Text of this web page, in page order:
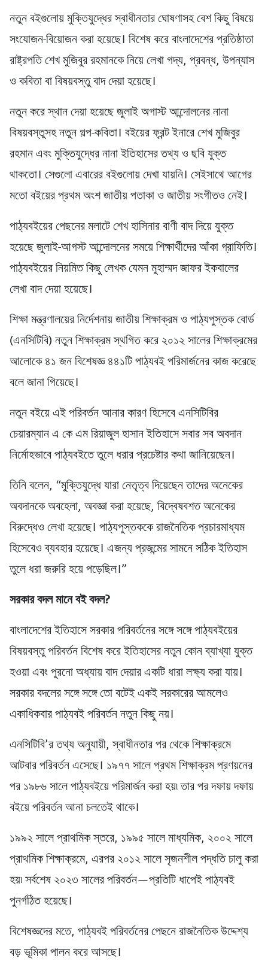
নতুন বইগুলোয় মুক্তিযুদ্ধের স্বাধীনতার ঘোষণাসহ বেশ কিছু বিষয়ে
সংযোজন-বিয়োজন করা হয়েছে। বিশেষ করে বাংলাদেশের প্রতিষ্ঠাতা
রাষ্ট্রপতি শেখ মুজিবুর রহমানকে নিয়ে লেখা গদ্য, প্রবন্ধ, উপন্যাস
ও কবিতা বা বিষয়বস্তু বাদ দেয়া হয়েছে।
নতুন করে স্থান দেয়া হয়েছে জুলাই অগাস্ট আন্দোলনের নানা
বিষয়বস্তুসহ নতুন গল্প-কবিতা। বইয়ের ফ্রন্ট ইনারে শেখ মুজিবুর
রহমান এবং মুক্তিযুদ্ধের নানা ইতিহাসের তথ্য ও ছবি যুক্ত
থাকতো। সেগুলো এবারের বইগুলোয় দেখা যায়নি। সেইসাথে আগের
মতো বইয়ের প্রথম অংশ জাতীয় পতাকা ও জাতীয় সংগীতও নেই।
পাঠ্যবইয়ের পেছনের মলাটে শেখ হাসিনার বাণী বাদ দিয়ে যুক্ত
হয়েছে জুলাই-আগস্ট আন্দোলনের সময়ে শিক্ষার্থীদের আঁকা গ্রাফিতি।
পাঠ্যবইয়ের নিয়মিত কিছু লেখক যেমন মুহাম্মদ জাফর ইকবালের
লেখা বাদ দেয়া হয়েছে।
শিক্ষা মন্ত্রণালয়ের নির্দেশনায় জাতীয় শিক্ষাক্রম ও পাঠ্যপুস্তক বোর্ড
(এনসিটিবি) নতুন শিক্ষাক্রম স্থগিত করে ২০১২ সালের শিক্ষাক্রমের
আলোকে ৪১ জন বিশেষজ্ঞ ৪৪১টি পাঠ্যবই পরিমার্জনের কাজ করেছে
বলে জানা গিয়েছে।
নতুন বইয়ে এই পরিবর্তন আনার কারণ হিসেবে এনসিটিবির
চেয়ারম্যান এ কে এম রিয়াজুল হাসান ইতিহাসে সবার সব অবদান
নির্মোহভাবে পাঠ্যবইতে তুলে ধরার প্রচেষ্টার কথা জানিয়েছেন।
তিনি বলেন, “মু্ক্তিযুদ্ধে যারা নেতৃত্ব দিয়েছেন তাদের অনেকের
অবদানকে অবহেলা, অবজ্ঞা করা হয়েছে, বিদ্বেষবশত অনেকের
বিরুদ্ধেও লেখা হয়েছে। পাঠ্যপুস্তককে রাজনৈতিক প্রচারমাধ্যম
হিসেবেও ব্যবহার হয়েছে। এজন্য প্রজন্মের সামনে সঠিক ইতিহাস
তুলে ধরা জরুরি হয়ে পড়েছিল।”
সরকার বদল মানে বই বদল?
বাংলাদেশের ইতিহাসে সরকার পরিবর্তনের সঙ্গে সঙ্গে পাঠ্যবইয়ের
বিষয়বস্তু পরিবর্তন বিশেষ করে ইতিহাসের নতুন কোন ব্যাখ্যা যুক্ত
হওয়া এবং পুরনো অধ্যায় বাদ দেয়ার একটি ধারা লক্ষ্য করা যায়।
সরকার বদলের সঙ্গে সঙ্গে তো বটেই একই সরকারের আমলেও
একাধিকবার পাঠ্যবই পরিবর্তন নতুন কিছু নয়।
এনসিটিবি’র তথ্য অনুযায়ী, স্বাধীনতার পর থেকে শিক্ষাক্রমে
আটবার পরিবর্তন এসেছে। ১৯৭৭ সালে প্রথম শিক্ষাক্রম প্রণয়নের
পর ১৯৮৬ সালে পাঠ্যবইয়ে পরিমার্জন করা হয়৷ তার পর দফায় দফায়
বইয়ে পরিবর্তন আনা চলতেই থাকে।
১৯৯২ সালে প্রাথমিক স্তরে, ১৯৯৫ সালে মাধ্যমিক, ২০০২ সালে
প্রাথমিক শিক্ষাক্রমে, এরপর ২০১২ সালে সৃজনশীল পদ্ধতি চালু করা
হয়৷ সর্বশেষ ২০২৩ সালের পরিবর্তন—প্রতিটি ধাপেই পাঠ্যবই
পুনর্গঠিত হয়েছে।
বিশেষজ্ঞদের মতে, পাঠ্যবই পরিবর্তনের পেছনে রাজনৈতিক উদ্দেশ্য
বড় ভূমিকা পালন করে আসছে।